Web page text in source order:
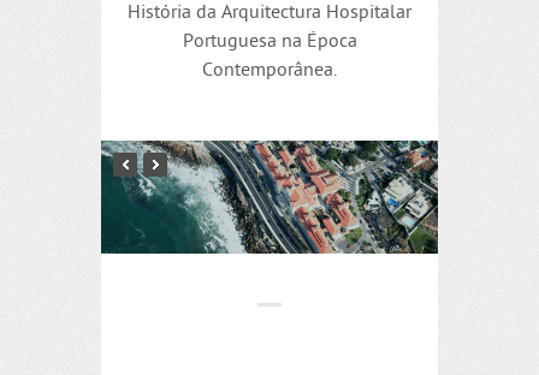
História da Arquitectura Hospitalar
Portuguesa na Época
Contemporânea.